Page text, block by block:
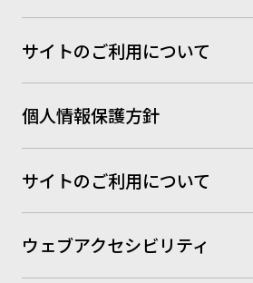
サイトのご利用について
個人情報保護方針
サイトのご利用について
ウェブアクセシビリティ